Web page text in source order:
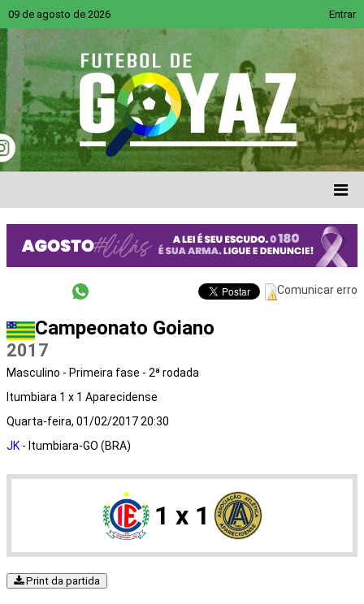
09 de agosto de 2026 Entrar
Comunicar erro
Campeonato Goiano
2017
Masculino - Primeira fase - 2ª rodada
Itumbiara 1 x 1 Aparecidense
Quarta-feira, 01/02/2017 20:30
JK- Itumbiara-GO (BRA)
1 x 1
Print da partida